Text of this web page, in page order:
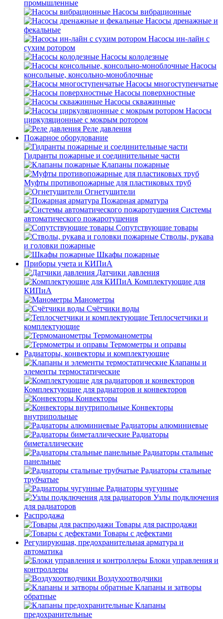
промышленные
Насосы вибрационные
Насосы дренажные и
фекальные
Насосы ин-лайн с
сухим ротором
Насосы колодезные
Насосы
консольные, консольно-моноблочные
Насосы многоступенчатые
Насосы поверхностные
Насосы скважинные
Насосы
циркуляционные с мокрым ротором
Реле давления
Пожарное оборудование
Гидранты пожарные и соединительные части
Клапаны пожарные
Муфты противопожарные для пластиковых труб
Огнетушители
Пожарная арматура
Системы
автоматического пожаротушения
Сопутствующие товары
Стволы, рукава
и головки пожарные
Шкафы пожарные
Приборы учета и КИПиА
Датчики давления
Комплектующие для
КИПиА
Манометры
Счётчики воды
Теплосчетчики и
комплектующие
Термоманометры
Термометры и оправы
Радиаторы, конвекторы и комплектующие
Клапаны и
элементы термостатические
Комплектующие для радиаторов и конвекторов
Конвекторы
Конвекторы
внутрипольные
Радиаторы алюминиевые
Радиаторы
биметаллические
Радиаторы стальные
панельные
Радиаторы стальные
трубчатые
Радиаторы чугунные
Узлы подключения
для радиаторов
Распродажа
Товары для распродажи
Товары с дефектами
Регулирующая, предохранительная арматура и
автоматика
Блоки управления и
контроллеры
Воздухоотводчики
Клапаны и затворы
обратные
Клапаны
предохранительные